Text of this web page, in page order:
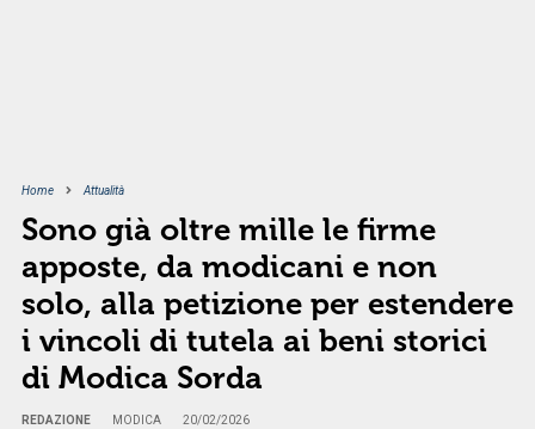
Home Attualità
Sono già oltre mille le firme
apposte, da modicani e non
solo, alla petizione per estendere
i vincoli di tutela ai beni storici
di Modica Sorda
REDAZIONE MODICA 20/02/2026